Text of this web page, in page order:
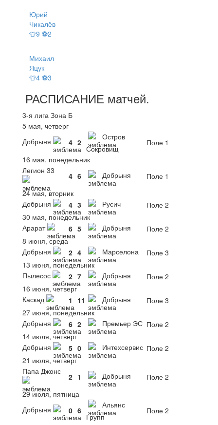
Юрий
Чикалёв
👕9 ⚽2
Михаил
Яцук
👕4 ⚽3
РАСПИСАНИЕ матчей.
3-я лига Зона Б
5 мая, четверг
Добрыня
4 2
Остров
Сокровищ
Поле 1
16 мая, понедельник
Легион 33
4 6 Добрыня
Поле 1
24 мая, вторник
Добрыня
4 3 Русич
Поле 2
30 мая, понедельник
Арарат
6 5 Добрыня
Поле 2
8 июня, среда
Добрыня
2 4 Марселона
Поле 3
13 июня, понедельник
Пылесос
2 7 Добрыня
Поле 2
16 июня, четверг
Каскад
1 11 Добрыня
Поле 3
27 июня, понедельник
Добрыня
6 2 Премьер ЭС Поле 2
14 июля, четверг
Добрыня
5 0 Интехсервис Поле 2
21 июля, четверг
Папа Джонс
2 1 Добрыня
Поле 2
29 июля, пятница
Добрыня
0 6
Альянс
Групп
Поле 2